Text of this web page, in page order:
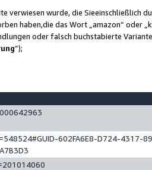
wurde, die Sieeinschließlich
haben,die das Wort „amazon“ oder
oder falsch buchstabierte
”);
602FA6E8-D724-4317-